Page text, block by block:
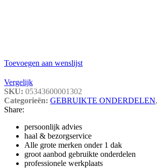
Toevoegen aan wenslijst
Vergelijk
SKU: 05343600001302
Categorieën: GEBRUIKTE ONDERDELEN,
Share:
persoonlijk advies
haal & bezorgservice
Alle grote merken onder 1 dak
groot aanbod gebruikte onderdelen
professionele werkplaats